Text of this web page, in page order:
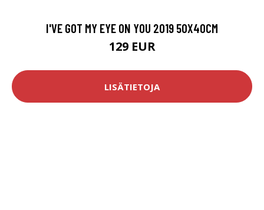
I'VE GOT MY EYE ON YOU 2019 50X40CM
129 EUR
LISÄTIETOJA